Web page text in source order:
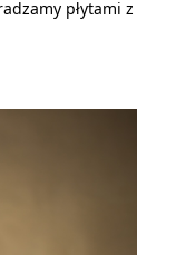
płytami z